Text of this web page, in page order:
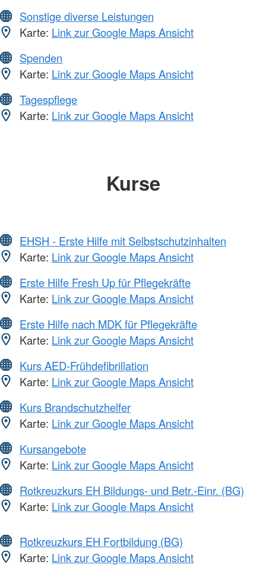
Sonstige diverse Leistungen
Karte: Link zur Google Maps Ansicht
Spenden
Karte: Link zur Google Maps Ansicht
Tagespflege
Karte: Link zur Google Maps Ansicht
Kurse
EHSH - Erste Hilfe mit Selbstschutzinhalten
Karte: Link zur Google Maps Ansicht
Erste Hilfe Fresh Up für Pflegekräfte
Karte: Link zur Google Maps Ansicht
Erste Hilfe nach MDK für Pflegekräfte
Karte: Link zur Google Maps Ansicht
Kurs AED-Frühdefibrillation
Karte: Link zur Google Maps Ansicht
Kurs Brandschutzhelfer
Karte: Link zur Google Maps Ansicht
Kursangebote
Karte: Link zur Google Maps Ansicht
Rotkreuzkurs EH Bildungs- und Betr.-Einr. (BG)
Karte: Link zur Google Maps Ansicht
Rotkreuzkurs EH Fortbildung (BG)
Karte: Link zur Google Maps Ansicht